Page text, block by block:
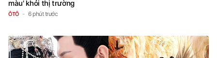
ÔTÔ 6 phút trước